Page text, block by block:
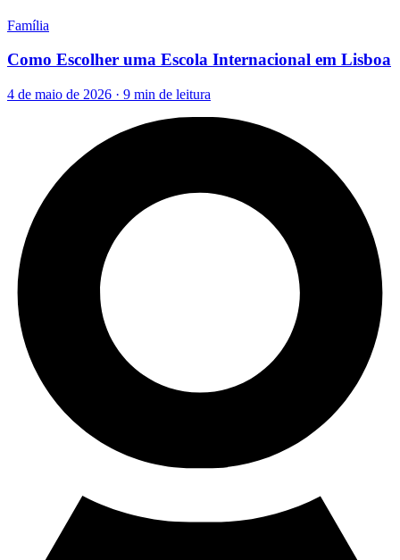
Família
Como Escolher uma Escola Internacional em Lisboa
4 de maio de 2026 · 9 min de leitura